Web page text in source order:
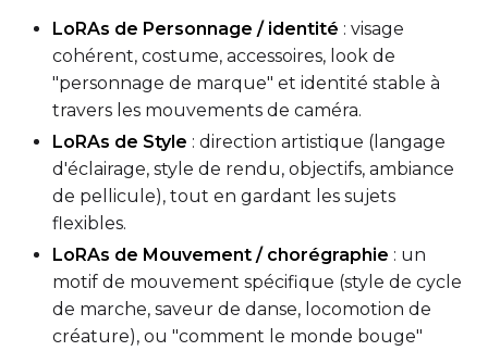
Num Repeats
Default Caption
Caption Dropout Rate
LoRAs de Personnage / identité : visage
cohérent, costume, accessoires, look de
"personnage de marque" et identité stable à
travers les mouvements de caméra.
LoRAs de Style : direction artistique (langage
d'éclairage, style de rendu, objectifs, ambiance
de pellicule), tout en gardant les sujets
flexibles.
LoRAs de Mouvement / chorégraphie : un
motif de mouvement spécifique (style de cycle
de marche, saveur de danse, locomotion de
créature), ou "comment le monde bouge"